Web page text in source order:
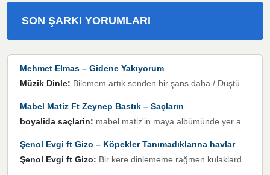
SON ŞARKI YORUMLARI
Mehmet Elmas – Gidene Yakıyorum
Müzik Dinle: Bilemem artık senden bir şans daha / Düştüğün zaman ben olmayacağım yanında” dizeleri, artık geçmişin tekrarına izin verilmeyeceğini, kişisel sınırların çizildiğini gösteriyor.
Mabel Matiz Ft Zeynep Bastık – Saçların
boyalida saçlarin: mabel matiz'in maya albümünde yer alan güzellerden. parça da şarkı hani! müzikal altyapısına vurulduğum, sözlerinde kaybolduğum bir parça olmuş.
Şenol Evgi ft Gizo – Köpekler Tanımadıklarına havlar
Şenol Evgi ft Gizo: Bir kere dinlememe rağmen kulaklardan gitmiyor sen sen sen sen kurban ol sen sen sen sen hayran ol yükses ses müzik dinleme sebebisiniz canlar bomba gibi patladınız maşallah